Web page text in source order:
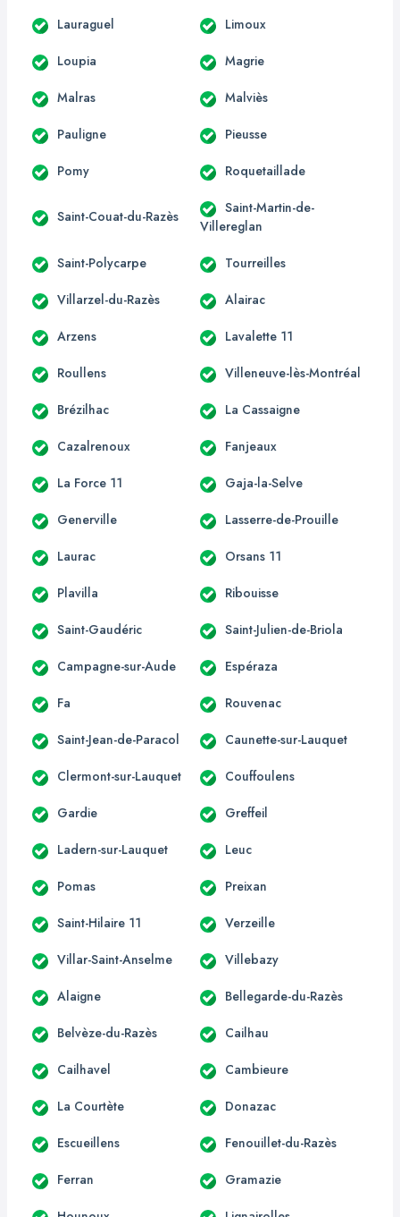
Lauraguel Limoux
Loupia Magrie
Malras Malviès
Pauligne Pieusse
Pomy Roquetaillade
Saint-Couat-du-Razès
Saint-Martin-de-
Villereglan
Saint-Polycarpe Tourreilles
Villarzel-du-Razès Alairac
Arzens Lavalette 11
Roullens Villeneuve-lès-Montréal
Brézilhac La Cassaigne
Cazalrenoux Fanjeaux
La Force 11 Gaja-la-Selve
Generville Lasserre-de-Prouille
Laurac Orsans 11
Plavilla Ribouisse
Saint-Gaudéric Saint-Julien-de-Briola
Campagne-sur-Aude Espéraza
Fa Rouvenac
Saint-Jean-de-Paracol Caunette-sur-Lauquet
Clermont-sur-Lauquet Couffoulens
Gardie Greffeil
Ladern-sur-Lauquet Leuc
Pomas Preixan
Saint-Hilaire 11 Verzeille
Villar-Saint-Anselme Villebazy
Alaigne Bellegarde-du-Razès
Belvèze-du-Razès Cailhau
Cailhavel Cambieure
La Courtète Donazac
Escueillens Fenouillet-du-Razès
Ferran Gramazie